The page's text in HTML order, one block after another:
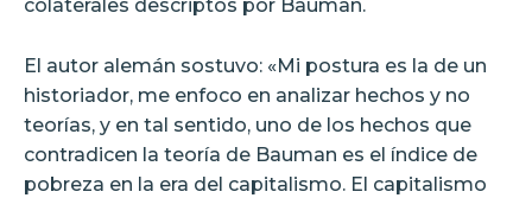
colaterales descriptos por Bauman.
El autor alemán sostuvo: «Mi postura es la de un
historiador, me enfoco en analizar hechos y no
teorías, y en tal sentido, uno de los hechos que
contradicen la teoría de Bauman es el índice de
pobreza en la era del capitalismo. El capitalismo